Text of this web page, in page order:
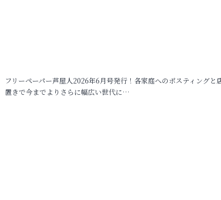
フリーペーパー芦屋人2026年6月号発行！各家庭へのポスティングと
置きで今までよりさらに幅広い世代に…